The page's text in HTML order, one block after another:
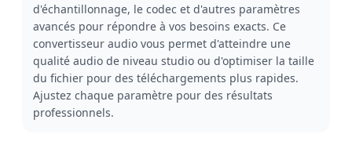
d'échantillonnage, le codec et d'autres paramètres
avancés pour répondre à vos besoins exacts. Ce
convertisseur audio vous permet d'atteindre une
qualité audio de niveau studio ou d'optimiser la taille
du fichier pour des téléchargements plus rapides.
Ajustez chaque paramètre pour des résultats
professionnels.